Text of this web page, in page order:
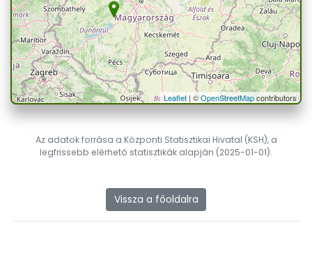
Leaflet| ©OpenStreetMapcontributors
Az adatok forrása a Központi Statisztikai Hivatal (KSH), a
legfrissebb elérhető statisztikák alapján (2025-01-01).
Vissza a főoldalra